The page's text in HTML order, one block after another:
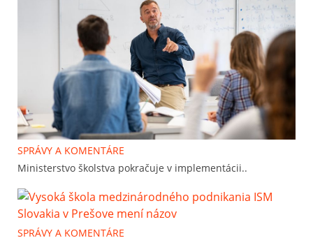
SPRÁVY A KOMENTÁRE
Ministerstvo školstva pokračuje v implementácii..
SPRÁVY A KOMENTÁRE